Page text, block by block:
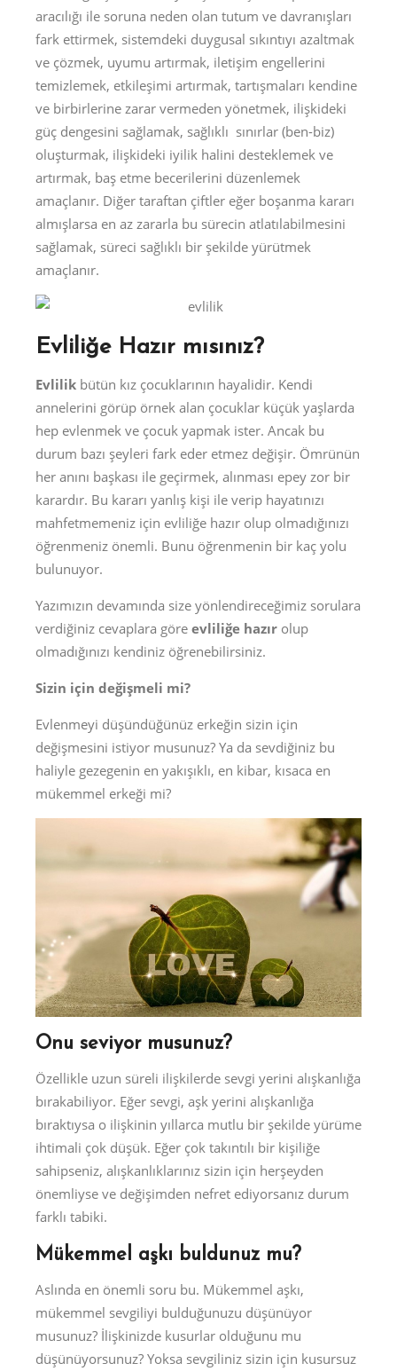
aracılığı ile soruna neden olan tutum ve davranışları
fark ettirmek, sistemdeki duygusal sıkıntıyı azaltmak
ve çözmek, uyumu artırmak, iletişim engellerini
temizlemek, etkileşimi artırmak, tartışmaları kendine
ve birbirlerine zarar vermeden yönetmek, ilişkideki
güç dengesini sağlamak, sağlıklı sınırlar (ben-biz)
oluşturmak, ilişkideki iyilik halini desteklemek ve
artırmak, baş etme becerilerini düzenlemek
amaçlanır. Diğer taraftan çiftler eğer boşanma kararı
almışlarsa en az zararla bu sürecin atlatılabilmesini
sağlamak, süreci sağlıklı bir şekilde yürütmek
amaçlanır.
Evliliğe Hazır mısınız?
Evlilik bütün kız çocuklarının hayalidir. Kendi
annelerini görüp örnek alan çocuklar küçük yaşlarda
hep evlenmek ve çocuk yapmak ister. Ancak bu
durum bazı şeyleri fark eder etmez değişir. Ömrünün
her anını başkası ile geçirmek, alınması epey zor bir
karardır. Bu kararı yanlış kişi ile verip hayatınızı
mahfetmemeniz için evliliğe hazır olup olmadığınızı
öğrenmeniz önemli. Bunu öğrenmenin bir kaç yolu
bulunuyor.
Yazımızın devamında size yönlendireceğimiz sorulara
verdiğiniz cevaplara göre evliliğe hazır olup
olmadığınızı kendiniz öğrenebilirsiniz.
Sizin için değişmeli mi?
Evlenmeyi düşündüğünüz erkeğin sizin için
değişmesini istiyor musunuz? Ya da sevdiğiniz bu
haliyle gezegenin en yakışıklı, en kibar, kısaca en
mükemmel erkeği mi?
Onu seviyor musunuz?
Özellikle uzun süreli ilişkilerde sevgi yerini alışkanlığa
bırakabiliyor. Eğer sevgi, aşk yerini alışkanlığa
bıraktıysa o ilişkinin yıllarca mutlu bir şekilde yürüme
ihtimali çok düşük. Eğer çok takıntılı bir kişiliğe
sahipseniz, alışkanlıklarınız sizin için herşeyden
önemliyse ve değişimden nefret ediyorsanız durum
farklı tabiki.
Mükemmel aşkı buldunuz mu?
Aslında en önemli soru bu. Mükemmel aşkı,
mükemmel sevgiliyi bulduğunuzu düşünüyor
musunuz? İlişkinizde kusurlar olduğunu mu
düşünüyorsunuz? Yoksa sevgiliniz sizin için kusursuz